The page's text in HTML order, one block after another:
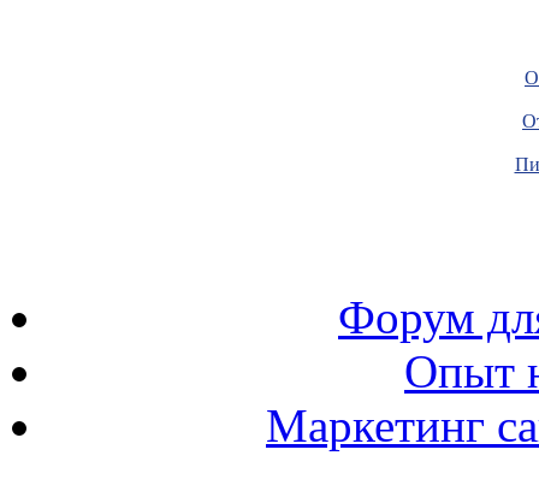
Форум
Опыт
Маркетинг